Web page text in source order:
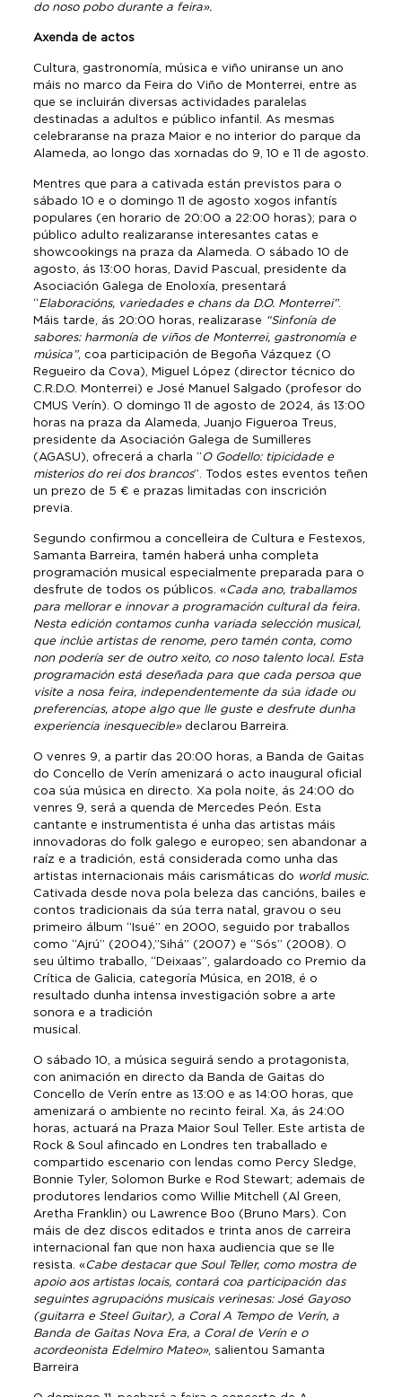
do noso pobo durante a feira».
Axenda de actos
Cultura, gastronomía, música e viño uniranse un ano
máis no marco da Feira do Viño de Monterrei, entre as
que se incluirán diversas actividades paralelas
destinadas a adultos e público infantil. As mesmas
celebraranse na praza Maior e no interior do parque da
Alameda, ao longo das xornadas do 9, 10 e 11 de agosto.
Mentres que para a cativada están previstos para o
sábado 10 e o domingo 11 de agosto xogos infantís
populares (en horario de 20:00 a 22:00 horas); para o
público adulto realizaranse interesantes catas e
showcookings na praza da Alameda. O sábado 10 de
agosto, ás 13:00 horas, David Pascual, presidente da
Asociación Galega de Enoloxía, presentará
“Elaboracións, variedades e chans da D.O. Monterrei”.
Máis tarde, ás 20:00 horas, realizarase “Sinfonía de
sabores: harmonía de viños de Monterrei, gastronomía e
música”, coa participación de Begoña Vázquez (O
Regueiro da Cova), Miguel López (director técnico do
C.R.D.O. Monterrei) e José Manuel Salgado (profesor do
CMUS Verín). O domingo 11 de agosto de 2024, ás 13:00
horas na praza da Alameda, Juanjo Figueroa Treus,
presidente da Asociación Galega de Sumilleres
(AGASU), ofrecerá a charla “O Godello: tipicidade e
misterios do rei dos brancos”. Todos estes eventos teñen
un prezo de 5 € e prazas limitadas con inscrición
previa.
Segundo confirmou a concelleira de Cultura e Festexos,
Samanta Barreira, tamén haberá unha completa
programación musical especialmente preparada para o
desfrute de todos os públicos. «Cada ano, traballamos
para mellorar e innovar a programación cultural da feira.
Nesta edición contamos cunha variada selección musical,
que inclúe artistas de renome, pero tamén conta, como
non podería ser de outro xeito, co noso talento local. Esta
programación está deseñada para que cada persoa que
visite a nosa feira, independentemente da súa idade ou
preferencias, atope algo que lle guste e desfrute dunha
experiencia inesquecible»declarou Barreira.
O venres 9, a partir das 20:00 horas, a Banda de Gaitas
do Concello de Verín amenizará o acto inaugural oficial
coa súa música en directo. Xa pola noite, ás 24:00 do
venres 9, será a quenda de Mercedes Peón. Esta
cantante e instrumentista é unha das artistas máis
innovadoras do folk galego e europeo; sen abandonar a
raíz e a tradición, está considerada como unha das
artistas internacionais máis carismáticas do world music.
Cativada desde nova pola beleza das cancións, bailes e
contos tradicionais da súa terra natal, gravou o seu
primeiro álbum “Isué” en 2000, seguido por traballos
como “Ajrú” (2004),”Sihá” (2007) e “Sós” (2008). O
seu último traballo, “Deixaas”, galardoado co Premio da
Crítica de Galicia, categoría Música, en 2018, é o
resultado dunha intensa investigación sobre a arte
sonora e a tradición
musical.
O sábado 10, a música seguirá sendo a protagonista,
con animación en directo da Banda de Gaitas do
Concello de Verín entre as 13:00 e as 14:00 horas, que
amenizará o ambiente no recinto feiral. Xa, ás 24:00
horas, actuará na Praza Maior Soul Teller. Este artista de
Rock & Soul afincado en Londres ten traballado e
compartido escenario con lendas como Percy Sledge,
Bonnie Tyler, Solomon Burke e Rod Stewart; ademais de
produtores lendarios como Willie Mitchell (Al Green,
Aretha Franklin) ou Lawrence Boo (Bruno Mars). Con
máis de dez discos editados e trinta anos de carreira
internacional fan que non haxa audiencia que se lle
resista. «Cabe destacar que Soul Teller, como mostra de
apoio aos artistas locais, contará coa participación das
seguintes agrupacións musicais verinesas: José Gayoso
(guitarra e Steel Guitar), a Coral A Tempo de Verín, a
Banda de Gaitas Nova Era, a Coral de Verín e o
acordeonista Edelmiro Mateo», salientou Samanta
Barreira